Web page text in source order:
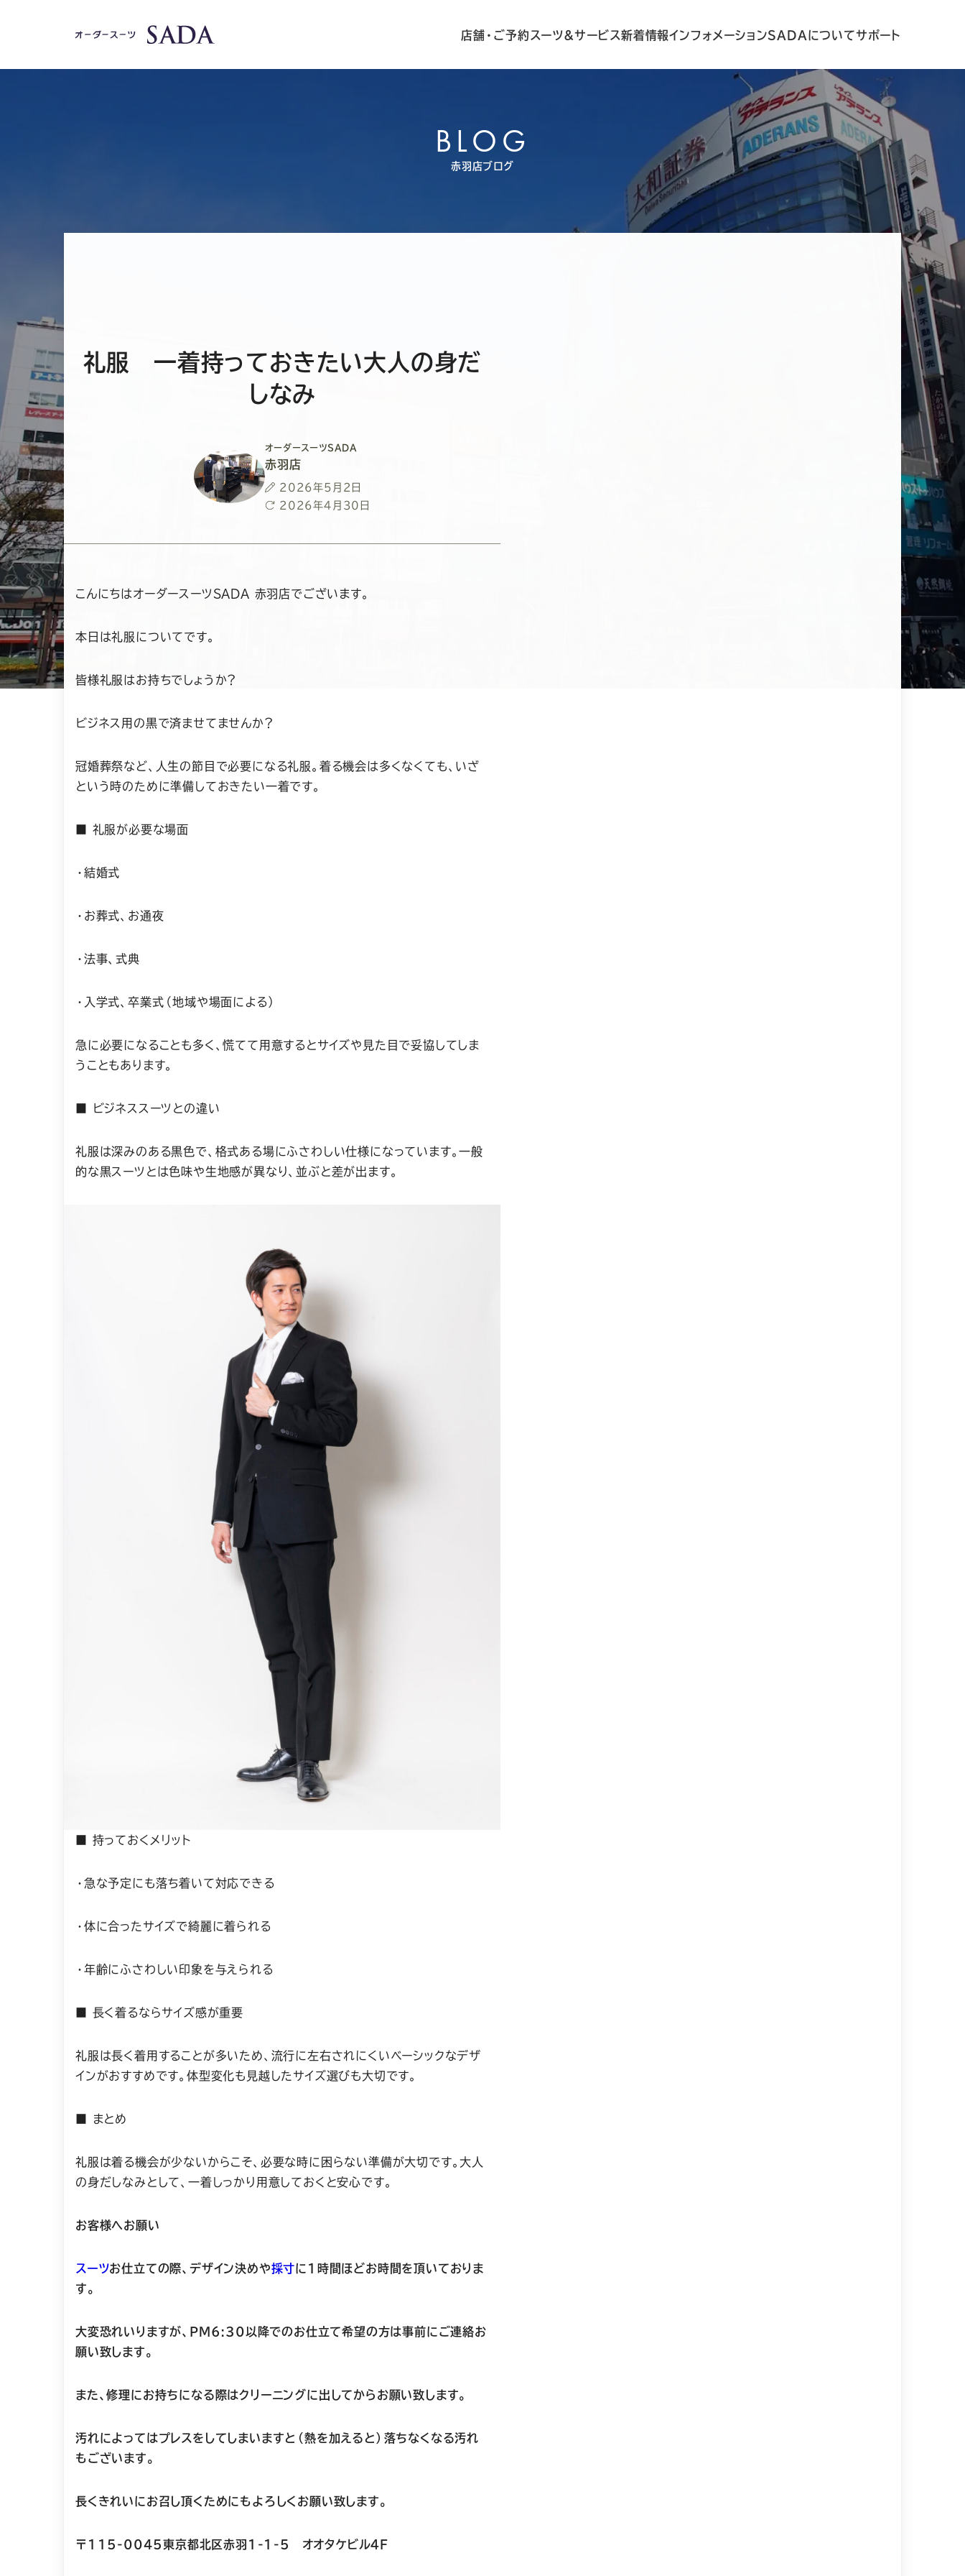
店舗・ご予約 スーツ&サービス新着情報インフォメーションSADAについてサポート
BLOG
赤羽店ブログ
礼服 一着持っておきたい大人の身だ
しなみ
オーダースーツSADA
赤羽店
投
稿
2026年5月2日
最
更
2026年4月30日
こんにちはオーダースーツSADA 赤羽店でございます。
本日は礼服についてです。
皆様礼服はお持ちでしょうか？
ビジネス用の黒で済ませてませんか？
冠婚葬祭など、人生の節目で必要になる礼服。着る機会は多くなくても、いざ
という時のために準備しておきたい一着です。
■ 礼服が必要な場面
・結婚式
・お葬式、お通夜
・法事、式典
・入学式、卒業式（地域や場面による）
急に必要になることも多く、慌てて用意するとサイズや見た目で妥協してしま
うこともあります。
■ ビジネススーツとの違い
礼服は深みのある黒色で、格式ある場にふさわしい仕様になっています。一般
的な黒スーツとは色味や生地感が異なり、並ぶと差が出ます。
■ 持っておくメリット
・急な予定にも落ち着いて対応できる
・体に合ったサイズで綺麗に着られる
・年齢にふさわしい印象を与えられる
■ 長く着るならサイズ感が重要
礼服は長く着用することが多いため、流行に左右されにくいベーシックなデザ
インがおすすめです。体型変化も見越したサイズ選びも大切です。
■ まとめ
礼服は着る機会が少ないからこそ、必要な時に困らない準備が大切です。大人
の身だしなみとして、一着しっかり用意しておくと安心です。
お客様へお願い
スーツお仕立ての際、デザイン決めや採寸に 1
時間ほどお時間を頂いておりま
す。
大変恐れいりますが、 PM6:30以降でのお仕立て希望の方は事前にご連絡お
願い致します。
また、修理にお持ちになる際はクリーニングに出してからお願い致します。
汚れによってはプレスをしてしまいますと（熱を加えると）落ちなくなる汚れ
もございます。
長くきれいにお召し頂くためにもよろしくお願い致します。
〒115-0045東京都北区赤羽1-1-5 オオタケビル４F